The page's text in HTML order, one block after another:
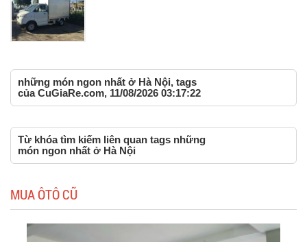
những món ngon nhất ở Hà Nội, tags
của CuGiaRe.com, 11/08/2026 03:17:22
Từ khóa tìm kiếm liên quan tags những
món ngon nhất ở Hà Nội
MUA ÔTÔ CŨ